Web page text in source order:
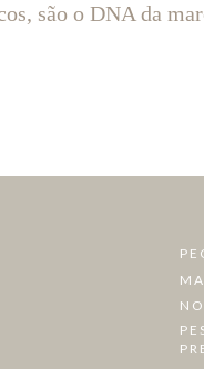
são o DNA da